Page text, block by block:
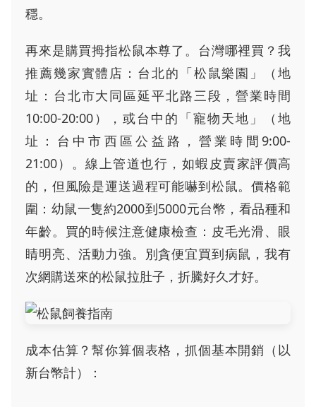
穩。
再來是購買拇指松鼠本尊了。台灣哪裡買？我
推薦幾家實體店：台北的「松鼠樂園」（地
址：台北市大同區延平北路三段，營業時間
10:00-20:00），或台中的「寵物天地」（地
址：台中市西區公益路，營業時間9:00-
21:00）。線上管道也行，如蝦皮賣家評價高
的，但風險是運送過程可能嚇到松鼠。價格範
圍：幼鼠一隻約2000到5000元台幣，看品種和
年齡。買的時候注意健康檢查：皮毛光滑、眼
睛明亮、活動力強。別貪便宜買到病鼠，我有
次網購送來的松鼠拉肚子，折騰好久才好。
成本估算？幫你算個表格，抓個基本開銷（以
新台幣計）：